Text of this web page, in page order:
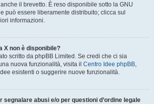
il brevetto. È reso disponibile sotto la GNU
può essere liberamente distribuito; clicca sul
informazioni.
X non è disponibile?
scritto da phpBB Limited. Se credi che ci sia
nuova funzionalità, visita il Centro Idee phpBB,
esistenti o suggerire nuove funzionalità.
segnalare abusi e/o per questioni d’ordine legale